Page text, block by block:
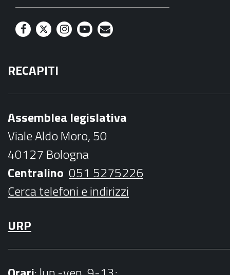
F
c
e
k
T
i
t
I
t
a
m
Y
t
b
e
M
l
RECAPITI
Assemblea legislativa
Viale Aldo Moro, 50
40127 Bologna
Centralino 051 5275226
Cerca telefoni e indirizzi
URP